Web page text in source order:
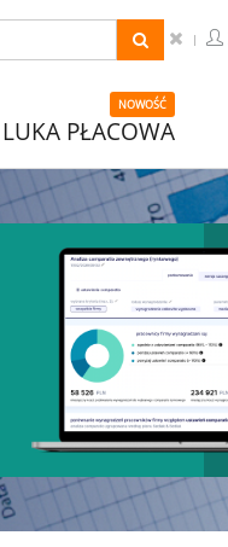
NOWOŚĆ
LUKA PŁACOWA